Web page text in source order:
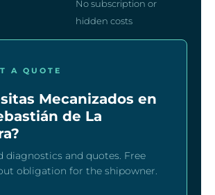
No subscription or
hidden costs
A QUOTE
Mecanizados en
de La
diagnostics and quotes. Free
obligation for the shipowner.